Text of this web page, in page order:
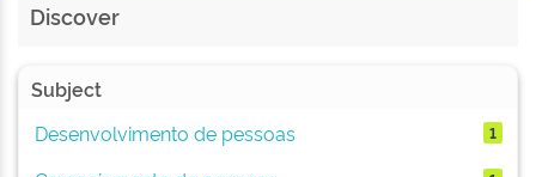
Discover
Subject
Desenvolvimento de pessoas
1